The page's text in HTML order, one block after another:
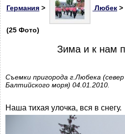
Германия > Любек >
(25 Фото)
Зима и к нам
Съемки пригорода г.Любека
Балтийского моря) 04.01.2010.
Наша тихая улочка, вся в снегу.